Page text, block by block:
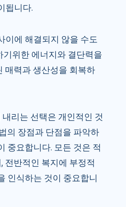
됩니다.
이에 해결되지 않을 수도
기위한 에너지와 결단력을
매력과 생산성을 회복하
내리는 선택은 개인적인 것
의 장점과 단점을 파악하
중요합니다. 모든 것은 적
전반적인 복지에 부정적
인식하는 것이 중요합니